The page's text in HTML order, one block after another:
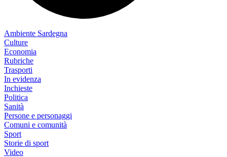
Ambiente Sardegna
Culture
Economia
Rubriche
Trasporti
In evidenza
Inchieste
Politica
Sanità
Persone e personaggi
Comuni e comunità
Sport
Storie di sport
Video